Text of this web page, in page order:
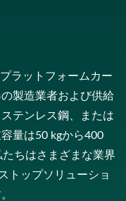
ラットフォームカー
製造業者および供給
テンレス鋼、または
量は50 kgから400
ちはさまざまな業界
トップソリューショ